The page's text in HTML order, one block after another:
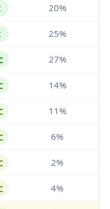
20%
25%
27%
14%
11%
6%
2%
4%